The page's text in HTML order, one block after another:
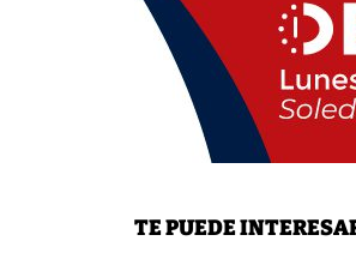
TE PUEDE